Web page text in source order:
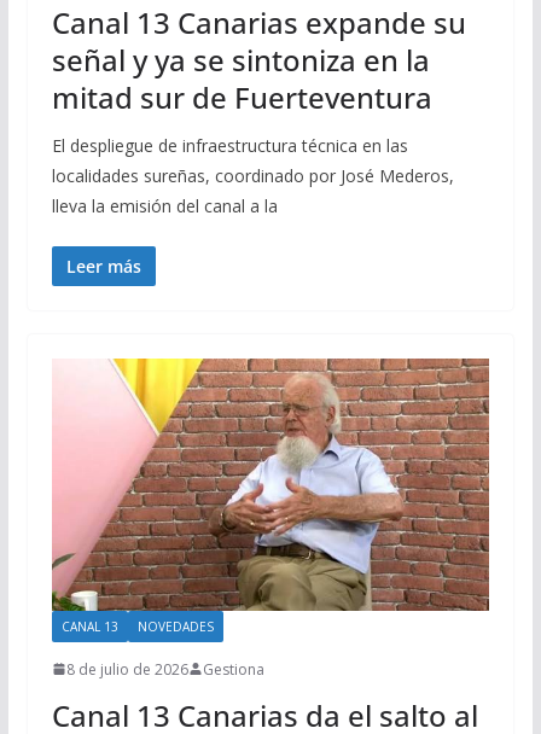
Canal 13 Canarias expande su
señal y ya se sintoniza en la
mitad sur de Fuerteventura
El despliegue de infraestructura técnica en las
localidades sureñas, coordinado por José Mederos,
lleva la emisión del canal a la
Leer más
CANAL 13 NOVEDADES
8 de julio de 2026 Gestiona
Canal 13 Canarias da el salto al